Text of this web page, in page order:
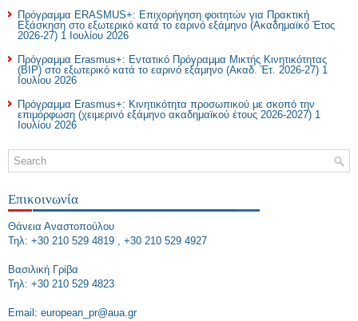
Πρόγραμμα ERASMUS+: Επιχορήγηση φοιτητών για Πρακτική
Εξάσκηση στο εξωτερικό κατά το εαρινό εξάμηνο (Ακαδημαϊκό Έτος
2026-27) 1 Ιουλίου 2026
Πρόγραμμα Erasmus+: Εντατικό Πρόγραμμα Μικτής Κινητικότητας
(BIP) στο εξωτερικό κατά το εαρινό εξάμηνο (Ακαδ. Έτ. 2026-27) 1
Ιουλίου 2026
Πρόγραμμα Erasmus+: Κινητικότητα προσωπικού με σκοπό την
επιμόρφωση (χειμερινό εξάμηνο ακαδημαϊκού έτους 2026-2027) 1
Ιουλίου 2026
Επικοινωνία
Θάνεια Αναστοπούλου
Τηλ: +30 210 529 4819 , +30 210 529 4927
Bασιλική Γρίβα
Τηλ: +30 210 529 4823
Εmail: european_pr@aua.gr